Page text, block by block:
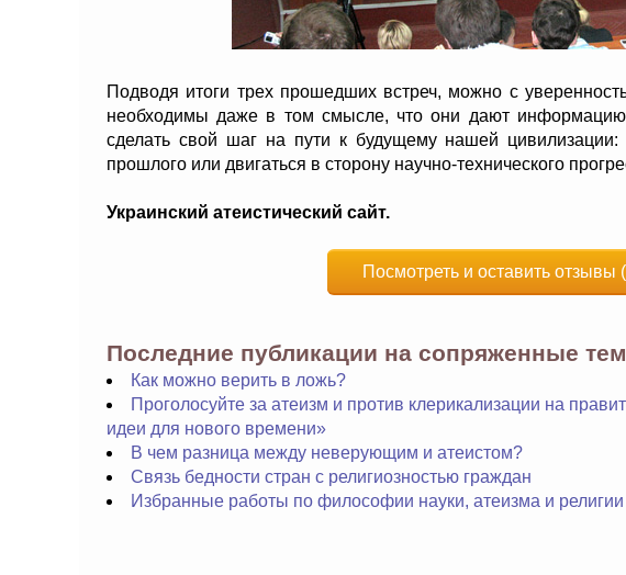
Подводя итоги трех прошедших встреч, можно с
необходимы даже в том смысле, что они дают
сделать свой шаг на пути к будущему нашей цивилизации:
прошлого или двигаться в сторону научно-технического
Украинский атеистический сайт.
Посмотреть и оставить отзывы
Последние публикации на сопряженные
Как можно верить в ложь?
Проголосуйте за атеизм и против клерикализации на
идеи для нового времени»
В чем разница между неверующим и атеистом?
Связь бедности стран с религиозностью граждан
Избранные работы по философии науки, атеизма и